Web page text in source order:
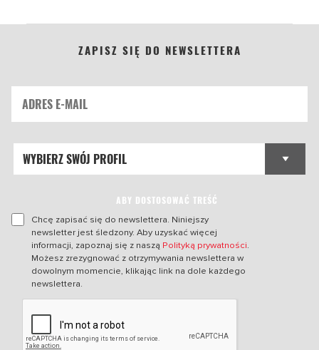
ZAPISZ SIĘ DO NEWSLETTERA
ABY DOSTOSOWAĆ TREŚĆ
Chcę zapisać się do newslettera. Niniejszy
newsletter jest śledzony. Aby uzyskać więcej
informacji, zapoznaj się z naszą Polityką prywatności.
Możesz zrezygnować z otrzymywania newslettera w
dowolnym momencie, klikając link na dole każdego
newslettera.